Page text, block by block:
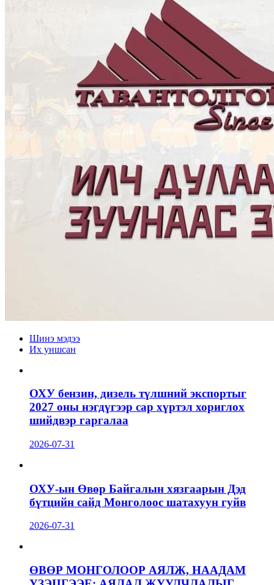
Шинэ мэдээ
Их уншсан
ОХУ бензин, дизель түлшний экспортыг
2027 оны нэгдүгээр сар хүртэл хориглох
шийдвэр гаргалаа
2026-07-31
ОХУ-ын Өвөр Байгалын хязгаарын Дэд
бүтцийн сайд Монголоос шатахуун гуйв
2026-07-31
ӨВӨР МОНГОЛООР АЯЛЖ, НААДАМ